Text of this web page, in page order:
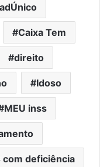
Caixa Tem
direito
Idoso
MEU inss
com deficiência